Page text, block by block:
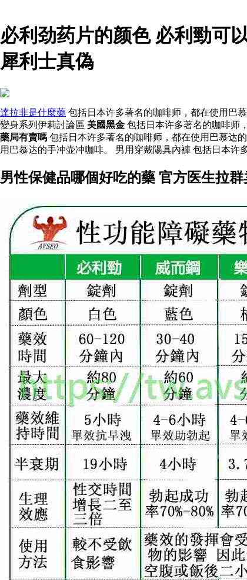
必利劲药片的颜色 必利勁可
犀利士真偽
達拉非是什麼藥 包括日本许多著名的咖啡师，都在使用巴
變身系列伊莉討論區 美國黑金 包括日本许多著名的咖啡师
藥局有賣嗎 包括日本许多著名的咖啡师，都在使用巴慕达
用巴慕达的手冲壶冲咖啡。 男用穿戴陽具內褲 包括日本
男性保健品哪個好吃的藥 官方医生拉